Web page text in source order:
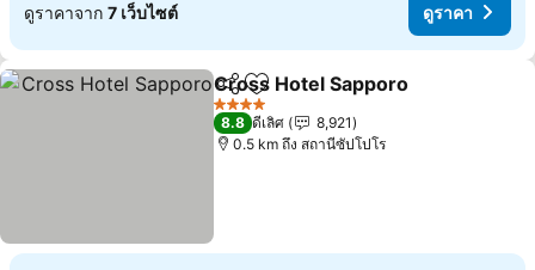
ดูราคาจาก 7 เว็บไซต์ ดูราคา
แชร์ เพิ่มในรายการโปรด
Cross Hotel Sapporo
4 ดาว
8.8 ดีเลิศ
8,921
0.5 km ถึง สถานีซัปโปโร